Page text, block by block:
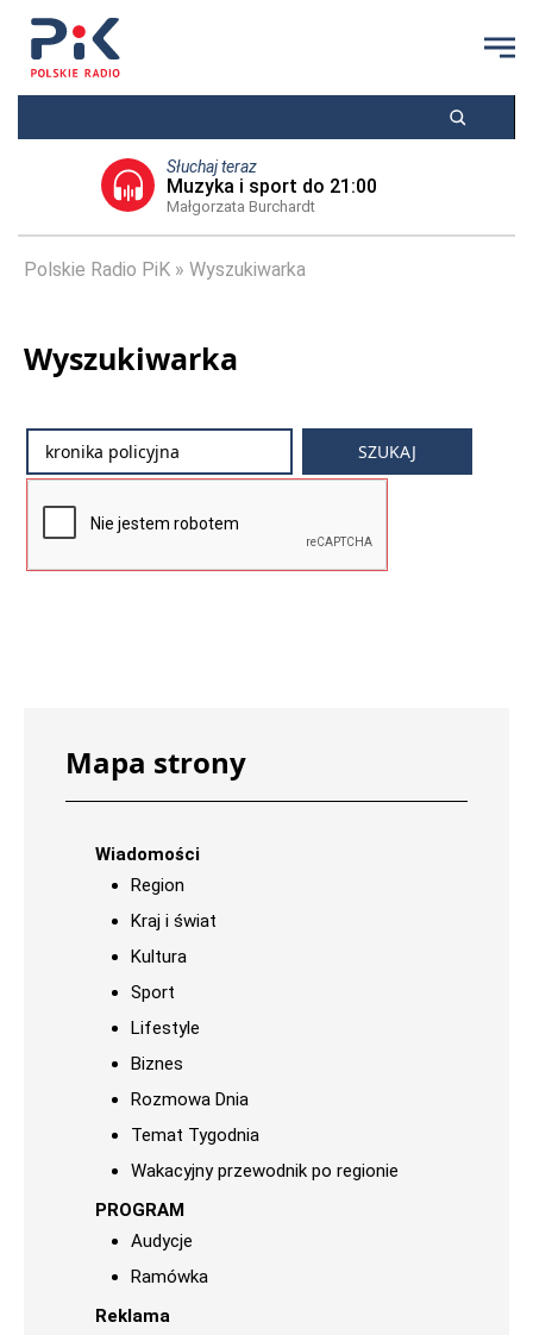
Słuchaj teraz
Muzyka i sport do 21:00
Małgorzata Burchardt
Polskie Radio PiK Wyszukiwarka
Wyszukiwarka
Mapa strony
Wiadomości
Region
Kraj i świat
Kultura
Sport
Lifestyle
Biznes
Rozmowa Dnia
Temat Tygodnia
Wakacyjny przewodnik po regionie
PROGRAM
Audycje
Ramówka
Reklama